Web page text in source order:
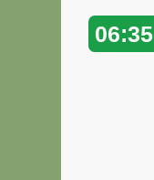
06:35